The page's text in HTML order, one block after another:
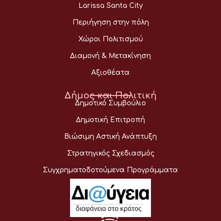
Larissa Santa City
Περιήγηση στην πόλη
Χώροι Πολιτισμού
Διαμονή & Μετακίνηση
Αξιοθέατα
Δήμος και Πολιτική
Δημοτικό Συμβούλιο
Δημοτική Επιτροπή
Βιώσιμη Αστική Ανάπτυξη
Στρατηγικός Σχεδιασμός
Συγχρηματοδοτούμενα Προγράμματα